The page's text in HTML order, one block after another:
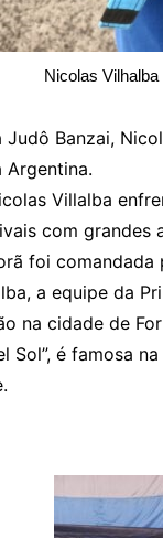
Nicolas
Judô Banzai,
Villalba
com grandes
foi comandada
a equipe da
na cidade de
Sol”, é famosa